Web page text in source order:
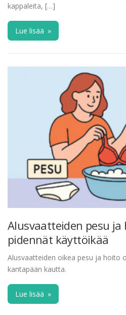
kappaleita, […]
Lue lisää »
Alusvaatteiden pesu ja
pidennät käyttöikää
Alusvaatteiden oikea pesu ja hoito
kantapään kautta.
Lue lisää »